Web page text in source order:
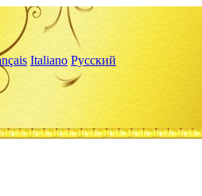
Italiano Русский